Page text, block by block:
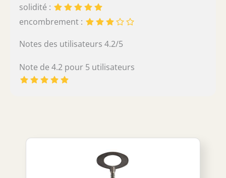
solidité :
encombrement :
Notes des utilisateurs 4.2/5
Note de 4.2 pour 5 utilisateurs